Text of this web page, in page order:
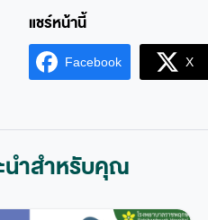
Facebook X
นำสำหรับคุณ